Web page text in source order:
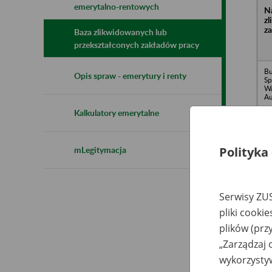
emerytalno-rentowych
Baza zlikwidowanych lub
przekształconych zakładów pracy
Opis spraw - emerytury i renty
Kalkulatory emerytalne
mLegitymacja Polityka
Serwisy
pliki
plików
„Zarządzaj